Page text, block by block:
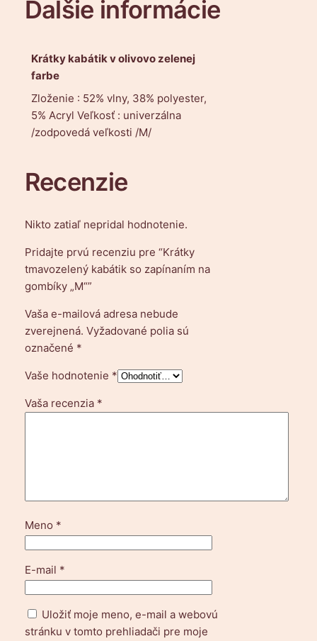
o
t
k
s
o
z
a
p
í
n
n
í
m
m
b
í
k
y
"
Ďalšie informácie
Krátky kabátik v olivovo zelenej
farbe
Zloženie : 52% vlny, 38% polyester,
5% Acryl Veľkosť : univerzálna
/zodpovedá veľkosti /M/
Recenzie
Nikto zatiaľ nepridal hodnotenie.
Pridajte prvú recenziu pre “Krátky
tmavozelený kabátik so zapínaním na
gombíky „M“”
Vaša e-mailová adresa nebude
zverejnená. Vyžadované polia sú
označené *
Vaše hodnotenie *
Vaša recenzia *
Meno *
E-mail *
Uložiť moje meno, e-mail a webovú
stránku v tomto prehliadači pre moje